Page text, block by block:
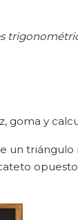
goma y
un